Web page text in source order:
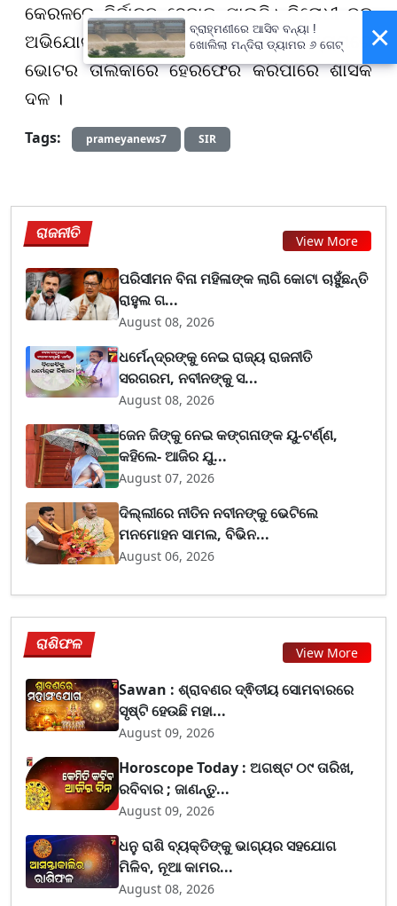
କେରଳରେ ନିର୍ବାଚନ ହେବାକୁ ଯାଉଛି। ବିରୋଧୀ ଦଳ
ଅଭିଯୋଗ କରିଛନ୍ତି ଏସଆଇଆର ମାଧ୍ୟମରେ
ଭୋଟର ତାଲିକାରେ ହେରଫେର କରିପାରେ ଶାସକ
ଦଳ ।
Tags:
prameyanews7 SIR
ରାଜନୀତି View More
ପରିସୀମନ ବିନା ମହିଳାଙ୍କ ଲାଗି କୋଟା ଚାହୁଁଛନ୍ତି
ରାହୁଲ ଗ...
August 08, 2026
ଧର୍ମେନ୍ଦ୍ରଙ୍କୁ ନେଇ ରାଜ୍ୟ ରାଜନୀତି
ସରଗରମ, ନବୀନଙ୍କୁ ସ...
August 08, 2026
ଜେନ ଜିଙ୍କୁ ନେଇ କଙ୍ଗନାଙ୍କ ୟୁ-ଟର୍ଣ୍ଣ,
କହିଲେ- ଆଜିର ଯୁ...
August 07, 2026
ଦିଲ୍ଲୀରେ ନୀତିନ ନବୀନଙ୍କୁ ଭେଟିଲେ
ମନମୋହନ ସାମଲ, ବିଭିନ...
August 06, 2026
ରାଶିଫଳ View More
Sawan : ଶ୍ରାବଣର ଦ୍ଵିତୀୟ ସୋମବାରରେ
ସୃଷ୍ଟି ହେଉଛି ମହା...
August 09, 2026
Horoscope Today : ଅଗଷ୍ଟ ୦୯ ତାରିଖ,
ରବିବାର ; ଜାଣନ୍ତୁ...
August 09, 2026
ଧନୁ ରାଶି ବ୍ୟକ୍ତିଙ୍କୁ ଭାଗ୍ୟର ସହଯୋଗ
ମିଳିବ, ନୂଆ କାମର...
August 08, 2026
×
ବ୍ରାହ୍ମଣୀରେ ଆସିବ ବନ୍ୟା !
ଖୋଲିଲା ମନ୍ଦିରା ଡ୍ୟାମର ୬ ଗେଟ୍